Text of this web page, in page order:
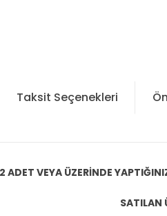
Taksit Seçenekleri
2 ADET VEYA ÜZERİNDE
SATILAN